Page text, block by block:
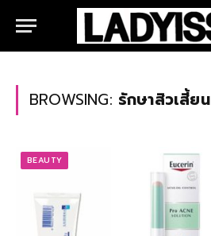
BROWSING: รักษาสิวเสี้ยน
BEAUTY